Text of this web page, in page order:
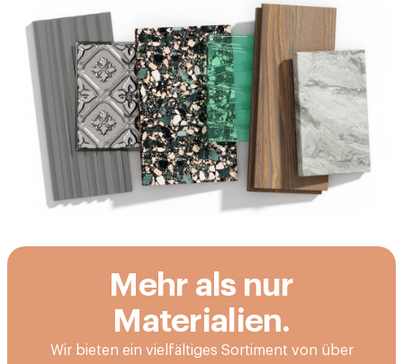
Mehr als nur
Materialien.
Wir bieten ein vielfältiges Sortiment von über